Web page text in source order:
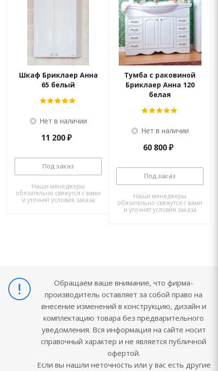
Шкаф Бриклаер Анна
65 белый
Нет в наличии
11 200₽
Под заказ
Наши менеджеры
обязательно свяжутся с вами
и уточнят условия заказа
Тумба с раковиной
Бриклаер Анна 120
белая
Нет в наличии
60 800₽
Под заказ
Наши менеджеры
обязательно свяжутся с вами
и уточнят условия заказа
Обращаем ваше внимание, что фирма-
производитель оставляет за собой право на
внесение изменений в конструкцию, дизайн и
комплектацию товара без предварительного
уведомления. Вся информация на сайте носит
справочный характер и не является публичной
офертой.
Если вы нашли неточность или у вас есть другие